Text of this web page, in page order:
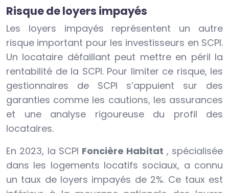
Risque de loyers impayés
Les loyers impayés représentent un autre
risque important pour les investisseurs en SCPI.
Un locataire défaillant peut mettre en péril la
rentabilité de la SCPI. Pour limiter ce risque, les
gestionnaires de SCPI s’appuient sur des
garanties comme les cautions, les assurances
et une analyse rigoureuse du profil des
locataires.
En 2023, la SCPI Foncière Habitat , spécialisée
dans les logements locatifs sociaux, a connu
un taux de loyers impayés de 2%. Ce taux est